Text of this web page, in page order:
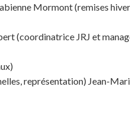
Mormont (remises
(coordinatrice JRJ et
représentation) Jean-